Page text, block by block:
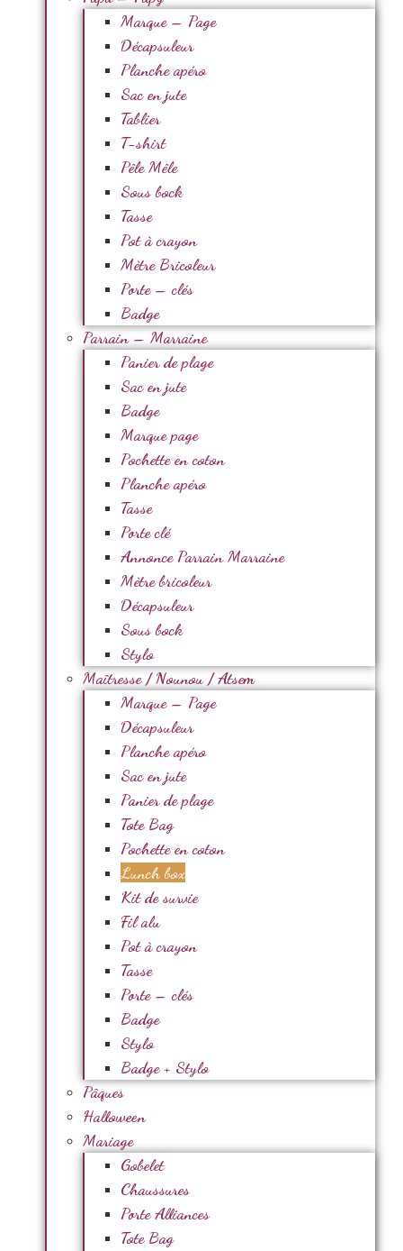
Marque – Page
Décapsuleur
Planche apéro
Sac en jute
Tablier
T-shirt
Pêle Mêle
Sous bock
Tasse
Pot à crayon
Mètre Bricoleur
Porte – clés
Badge
Parrain – Marraine
Panier de plage
Sac en jute
Badge
Marque page
Pochette en coton
Planche apéro
Tasse
Porte clé
Annonce Parrain Marraine
Mètre bricoleur
Décapsuleur
Sous bock
Stylo
Maîtresse / Nounou / Atsem
Marque – Page
Décapsuleur
Planche apéro
Sac en jute
Panier de plage
Tote Bag
Pochette en coton
Lunch box
Kit de survie
Fil alu
Pot à crayon
Tasse
Porte – clés
Badge
Stylo
Badge + Stylo
Pâques
Halloween
Mariage
Gobelet
Chaussures
Porte Alliances
Tote Bag